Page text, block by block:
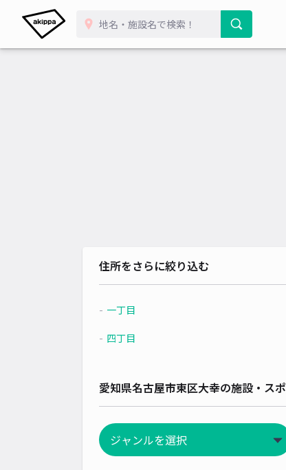
住所をさらに絞り込む
一丁目
四丁目
愛知県名古屋市東区大幸の施設・ス